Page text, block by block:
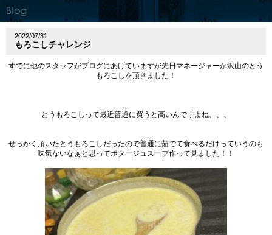
2022/07/31
もろこしチャレンジ
すでに他のスタッフがブログにあげていますが先日マネージャーか沢山のとう
もろこしを頂きました！
とうもろこしって最近普通に買うと高いんですよね、、、
せっかく頂いたとうもろこしだったので普通に茹でて食べるだけっていうのも
味気ないなぁと思ってポタージュスープ作って見ました！！